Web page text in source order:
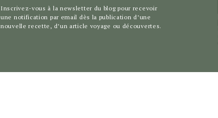
Inscrivez-vous à la newsletter du blog pour recevoir
une notification par email dès la publication d’une
nouvelle recette, d’un article voyage ou découvertes.